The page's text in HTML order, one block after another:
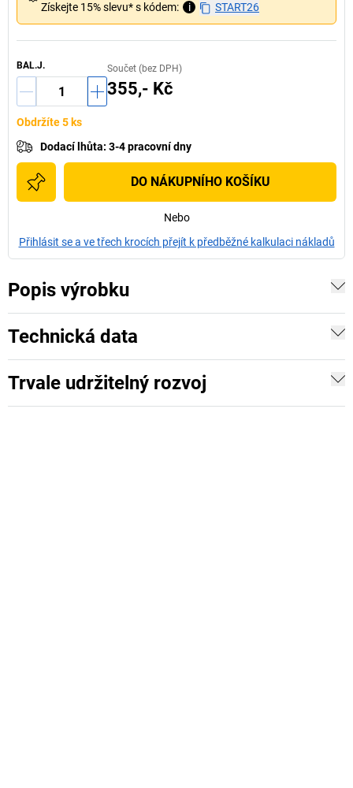
Získejte 15% slevu* s kódem:
i START26
BAL.J. Součet (bez DPH)
355,- Kč
Obdržíte 5 ks
Dodací lhůta: 3-4 pracovní dny
DO NÁKUPNÍHO KOŠÍKU
Nebo
Přihlásit se a ve třech krocích přejít k předběžné kalkulaci nákladů
Popis výrobku
Technická data
Trvale udržitelný rozvoj